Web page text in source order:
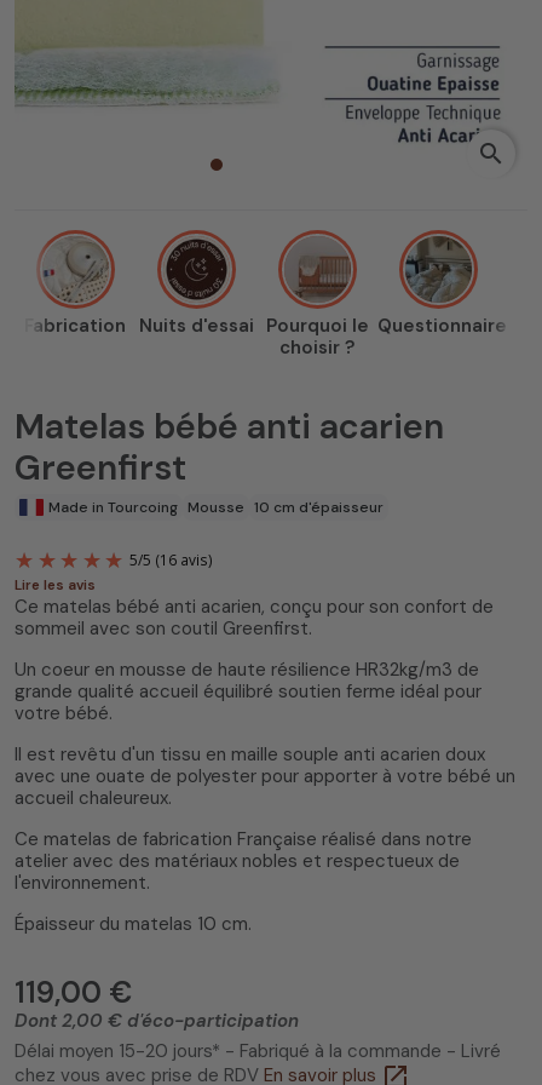
search
Fabrication Nuits d'essai Pourquoi le
choisir ?
Questionnaire
Matelas bébé anti acarien
Greenfirst
5/5(16 avis)
Made in Tourcoing Mousse 10 cm d'épaisseur
Lire les avis
Ce matelas bébé anti acarien, conçu pour son confort de
sommeil avec son coutil Greenfirst.
Un coeur en mousse de haute résilience HR32kg/m3 de
grande qualité accueil équilibré soutien ferme idéal pour
votre bébé.
Il est revêtu d'un tissu en maille souple anti acarien doux
avec une ouate de polyester pour apporter à votre bébé un
accueil chaleureux.
Ce matelas de fabrication Française réalisé dans notre
atelier avec des matériaux nobles et respectueux de
l'environnement.
Épaisseur du matelas 10 cm.
119,00 €
Dont 2,00 € d'éco-participation
Délai moyen 15-20 jours* - Fabriqué à la commande - Livré
chez vous avec prise de RDV En savoir plus open_in_new